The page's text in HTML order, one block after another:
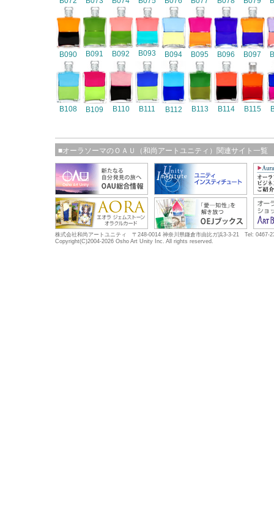
B090 B091 B092 B093 B094 B095 B096 B097
B108 B109 B110 B111 B112 B113 B114 B115
■オーラソーマのＯＡＵ（和尚アートユニティ）関連サイト一覧
株式会社和尚アートユニティ 〒248-0014 神奈川県鎌倉市由比ガ浜3-3-21 Tel: 0467-
Copyright(C)2004-2026 Osho Art Unity Inc. All rights reserved.